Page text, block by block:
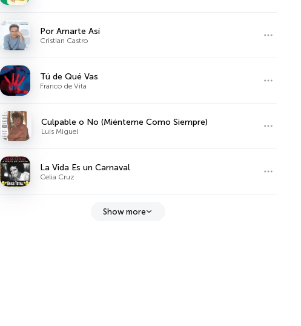
Por Amarte Así
Cristian Castro
Tú de Qué Vas
Franco de Vita
Culpable o No (Miénteme Como Siempre)
Luis Miguel
La Vida Es un Carnaval
Celia Cruz
Show more